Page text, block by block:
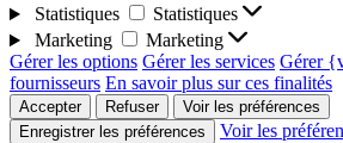
Statistiques
Statistiques
Marketing
Marketing
Gérer les options Gérer les services Gérer
fournisseurs En savoir plus sur ces finalités
Accepter Refuser
Voir les préférences
Enregistrer les préférences
Voir les